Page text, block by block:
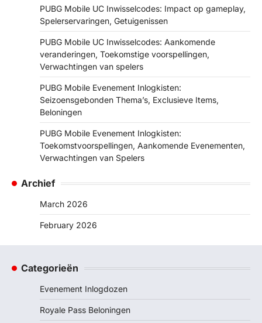
PUBG Mobile UC Inwisselcodes: Impact op gameplay,
Spelerservaringen, Getuigenissen
PUBG Mobile UC Inwisselcodes: Aankomende
veranderingen, Toekomstige voorspellingen,
Verwachtingen van spelers
PUBG Mobile Evenement Inlogkisten:
Seizoensgebonden Thema’s, Exclusieve Items,
Beloningen
PUBG Mobile Evenement Inlogkisten:
Toekomstvoorspellingen, Aankomende Evenementen,
Verwachtingen van Spelers
Archief
March 2026
February 2026
Categorieën
Evenement Inlogdozen
Royale Pass Beloningen